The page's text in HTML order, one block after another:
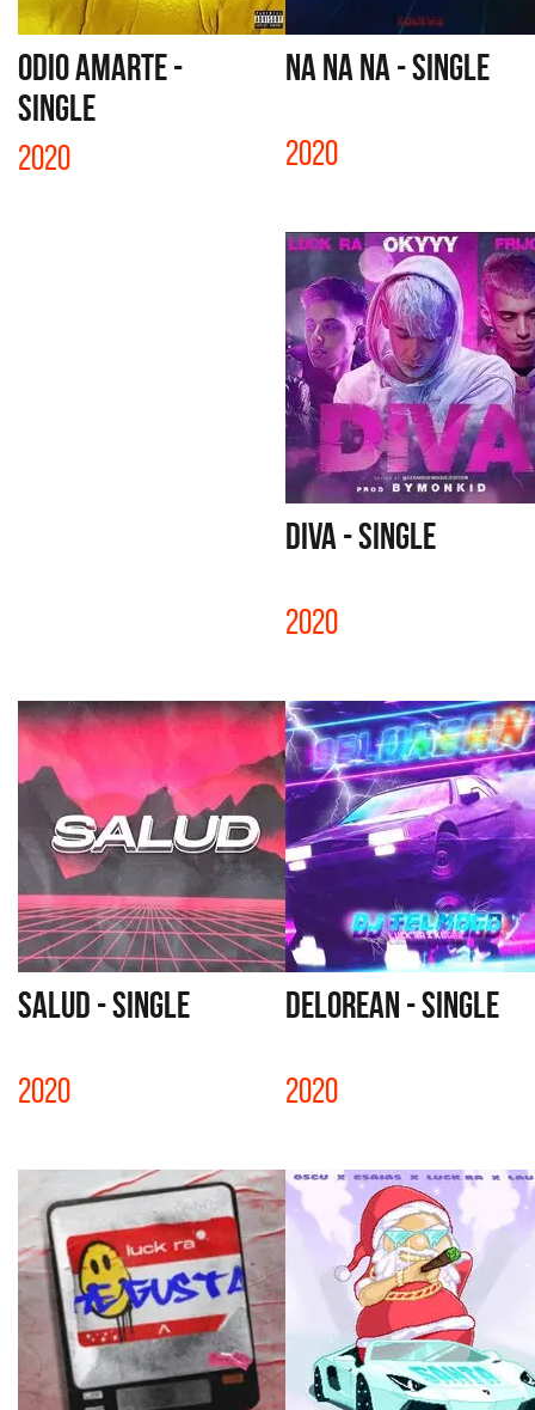
ODIO AMARTE -
SINGLE
2020
NA NA NA - SINGLE
2020
DIVA - SINGLE
2020
SALUD - SINGLE
2020
DELOREAN - SINGLE
2020